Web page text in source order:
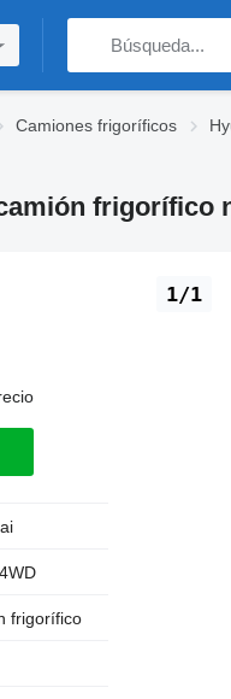
Camiones frigoríficos
frigorífico
1/1
frigorífico